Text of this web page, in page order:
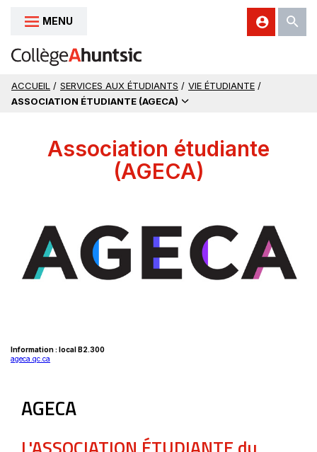
Aller au contenu
MENU
ACCUEIL / SERVICES AUX ÉTUDIANTS / VIE ÉTUDIANTE /
ASSOCIATION ÉTUDIANTE (AGECA)
Association étudiante
(AGECA)
Information : local B2.300
ageca.qc.ca
nouvelle
fenêtre
AGECA